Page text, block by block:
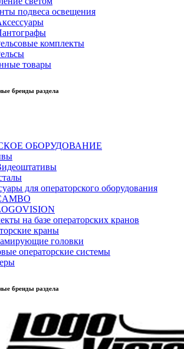
подвеса освещения
комплекты
товары
бренды раздела
ОБОРУДОВАНИЕ
для операторского оборудования
на базе операторских кранов
краны
головки
операторские системы
бренды раздела